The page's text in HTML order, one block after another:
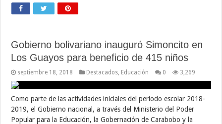
Gobierno bolivariano inauguró Simoncito en
Los Guayos para beneficio de 415 niños
septiembre 18, 2018 Destacados Educación 0 3,269
Como parte de las actividades iniciales del periodo escolar 2018-
2019, el Gobierno nacional, a través del Ministerio del Poder
Popular para la Educación, la Gobernación de Carabobo y la